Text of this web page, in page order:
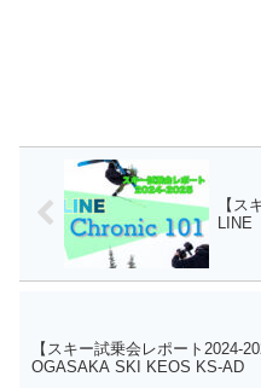
【ス
【スキー試乗会レポート2024-
OGASAKA SKI KEOS KS-AD